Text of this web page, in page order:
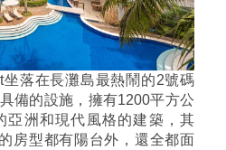
坐落在長灘島最熱鬧的2號碼
備的設施，擁有1200平方公
亞洲和現代風格的建築，其
房型都有陽台外，還全都面